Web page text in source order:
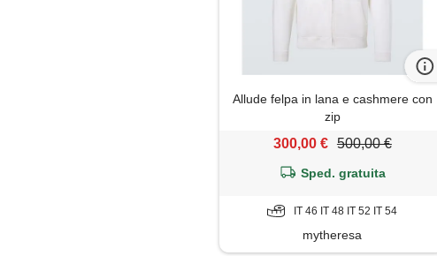
Allude felpa in lana e cashmere con
zip
300,00 € 500,00 €
Sped. gratuita
IT 46 IT 48 IT 52 IT 54
mytheresa